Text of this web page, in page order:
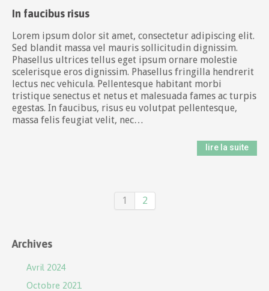
In faucibus risus
Lorem ipsum dolor sit amet, consectetur adipiscing elit.
Sed blandit massa vel mauris sollicitudin dignissim.
Phasellus ultrices tellus eget ipsum ornare molestie
scelerisque eros dignissim. Phasellus fringilla hendrerit
lectus nec vehicula. Pellentesque habitant morbi
tristique senectus et netus et malesuada fames ac turpis
egestas. In faucibus, risus eu volutpat pellentesque,
massa felis feugiat velit, nec…
lire la suite
1 2
Archives
Avril 2024
Octobre 2021